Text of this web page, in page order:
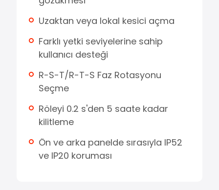
Uzaktan veya lokal kesici açma
Farklı yetki seviyelerine sahip
kullanıcı desteği
R-S-T/R-T-S Faz Rotasyonu
Seçme
Röleyi 0.2 s'den 5 saate kadar
kilitleme
Ön ve arka panelde sırasıyla IP52
ve IP20 koruması